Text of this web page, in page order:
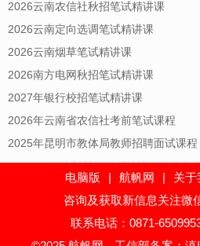
2026云南农信社秋招笔试精讲课
2026云南定向选调笔试精讲课
2026云南烟草笔试精讲课
2026南方电网秋招笔试精讲课
2027年银行校招笔试精讲课
2026年云南省农信社考前笔试课程
2025年昆明市教体局教师招聘面试课程
电脑版 | 航帆网 | 关于
咨询及获取新信息关注微
联系电话：0871-